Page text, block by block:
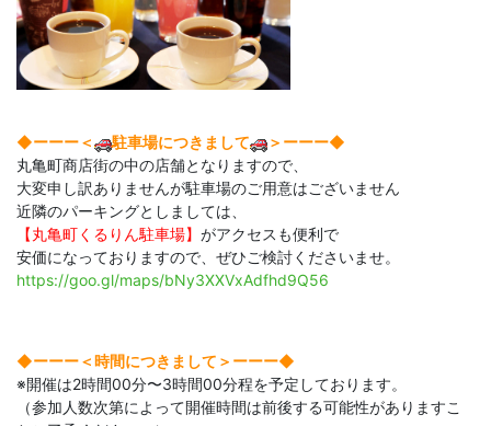
◆ーーー＜ 駐車場につきまして
＞ーーー◆
丸亀町商店街の中の店舗となりますので、
大変申し訳ありませんが駐車場のご用意はございません
近隣のパーキングとしましては、
【丸亀町くるりん駐車場】 がアクセスも便利で
安価になっておりますので、ぜひご検討くださいませ。
https://goo.gl/maps/bNy3XXVxAdfhd9Q56
◆ーーー＜時間につきまして＞ーーー◆​
※開催は2時間00分〜3時間00分程を予定しております。
（参加人数次第によって開催時間は前後する可能性がありますこ